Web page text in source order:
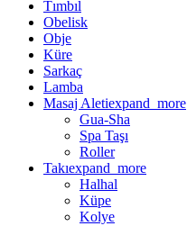
Tımbıl
Obelisk
Obje
Küre
Sarkaç
Lamba
Masaj Aletiexpand_more
Gua-Sha
Spa Taşı
Roller
Takıexpand_more
Halhal
Küpe
Kolye